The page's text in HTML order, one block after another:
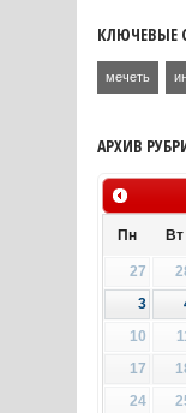
КЛЮЧЕВЫЕ
мечеть
АРХИВ
Пн Вт
27
3
10
17
24